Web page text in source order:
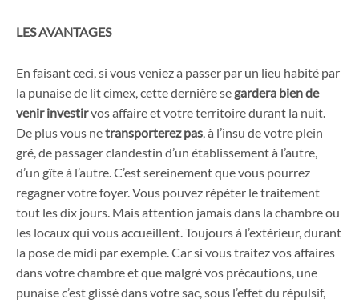
LES AVANTAGES
En faisant ceci, si vous veniez a passer par un lieu habité par
la punaise de lit cimex, cette dernière se gardera bien de
venir investirvos affaire et votre territoire durant la nuit.
De plus vous netransporterez pas , à l’insu de votre plein
gré, de passager clandestin d’un établissement à l’autre,
d’un gîte à l’autre. C’est sereinement que vous pourrez
regagner votre foyer. Vous pouvez répéter le traitement
tout les dix jours. Mais attention jamais dans la chambre ou
les locaux qui vous accueillent. Toujours à l’extérieur, durant
la pose de midi par exemple. Car si vous traitez vos affaires
dans votre chambre et que malgré vos précautions, une
punaise c’est glissé dans votre sac, sous l’effet du répulsif,